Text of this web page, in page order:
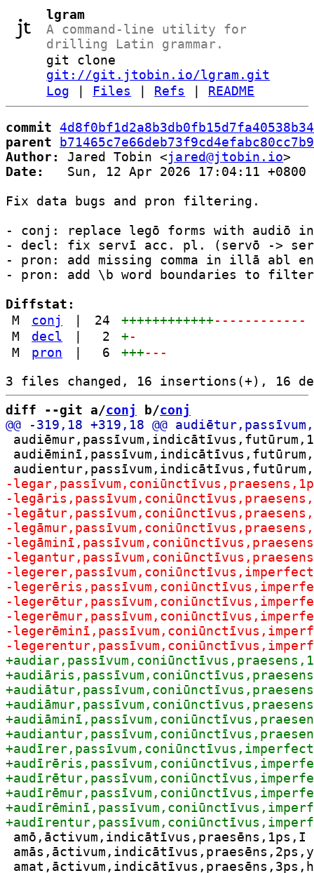
lgram
A command-line utility for
drilling Latin grammar.
git clone
git://git.jtobin.io/lgram.git
Log
Files Refs README
commit
parent
Author:
Jared Tobin <jared@jtobin.io
Date:
   Sun, 12 Apr 2026 17:04:11 +0800
Fix data bugs and pron filtering.
- conj: replace legō forms with audiō
- decl: fix servī acc. pl. (servō ->
- pron: add missing comma in illā abl
- pron: add \b word boundaries to
Diffstat:
M
conj 24 ++++++++++++------------
M
decl 2 +-
M
pron 6 +++---
diff --git a/conj b/conj
amō,āctivum,indicātīvus,praesēns,1ps,I